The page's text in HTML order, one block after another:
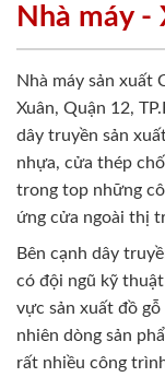
Nhà máy -
Nhà máy sản xuất
Xuân, Quận 12,
dây truyền sản
nhựa, cửa thép
trong top những
ứng cửa ngoài thị
Bên cạnh dây
có đội ngũ kỹ
vực sản xuất đồ
nhiên dòng sản
rất nhiều công